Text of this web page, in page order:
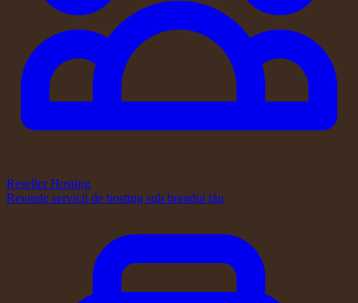
Reseller Hosting
Revinde servicii de hosting sub brandul tău